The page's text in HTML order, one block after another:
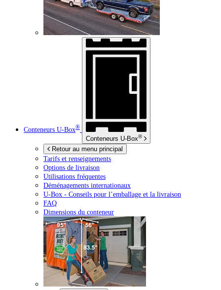
Conteneurs U-Box®
Conteneurs U-Box®
Retour au menu principal
Tarifs et renseignements
Options de livraison
Utilisations fréquentes
Déménagements internationaux
U-Box - Conseils pour l’emballage et la livraison
FAQ
Dimensions du conteneur